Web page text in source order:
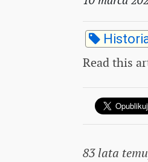
Read this
83 lata